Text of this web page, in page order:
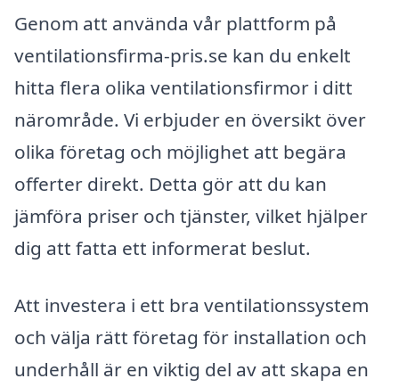
Genom att använda vår plattform på
ventilationsfirma-pris.se kan du enkelt
hitta flera olika ventilationsfirmor i ditt
närområde. Vi erbjuder en översikt över
olika företag och möjlighet att begära
offerter direkt. Detta gör att du kan
jämföra priser och tjänster, vilket hjälper
dig att fatta ett informerat beslut.
Att investera i ett bra ventilationssystem
och välja rätt företag för installation och
underhåll är en viktig del av att skapa en